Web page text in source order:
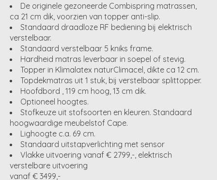
De originele gezoneerde Combispring matrassen,
ca 21 cm dik, voorzien van topper anti-slip.
Standaard draadloze RF bediening bij elektrisch
verstelbaar.
Standaard verstelbaar 5 kniks frame.
Hardheid matras leverbaar in soepel of stevig.
Topper in Klimalatex naturClimacel, dikte ca 12 cm.
Topdekmatras uit 1 stuk, bij verstelbaar splittopper.
Hoofdbord , 119 cm hoog, 13 cm dik.
Optioneel hoogtes.
Stofkeuze uit stofsoorten en kleuren. Standaard
hoogwaardige meubelstof Cape.
Lighoogte c.a. 69 cm.
Standaard uitstapverlichting met sensor
Vlakke uitvoering vanaf € 2799,-, elektrisch
verstelbare uitvoering
vanaf € 3499,-